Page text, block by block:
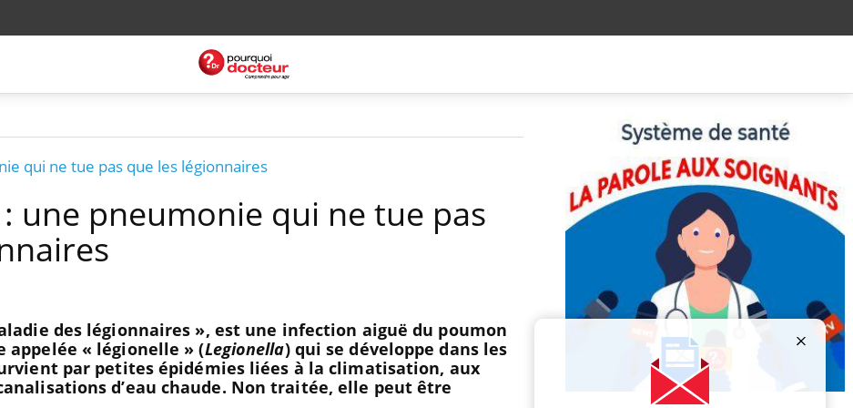
qui ne tue pas que les légionnaires
une pneumonie qui ne tue pas
des légionnaires », est une infection aiguë du poumon
appelée « légionelle » (Legionella) qui se développe dans les
par petites épidémies liées à la climatisation, aux
d’eau chaude. Non traitée, elle peut être